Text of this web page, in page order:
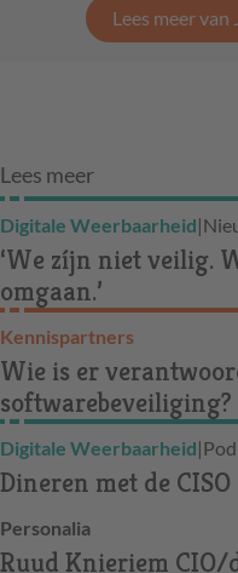
Lees meer van
Lees meer
Digitale Weerbaarheid|
‘We zíjn niet veilig.
omgaan.’
Kennispartners
Wie is er
softwarebeveiliging?
Digitale Weerbaarheid|
Dineren met de CISO
Personalia
Ruud Knieriem